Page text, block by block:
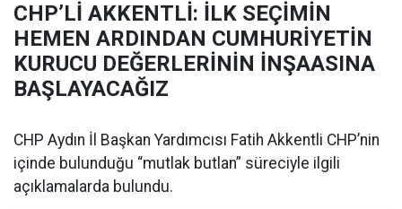
CHP’Lİ AKKENTLİ: İLK SEÇİMİN
HEMEN ARDINDAN CUMHURİYETİN
KURUCU DEĞERLERİNİN İNŞAASINA
BAŞLAYACAĞIZ
CHP Aydın İl Başkan Yardımcısı Fatih Akkentli CHP’nin
içinde bulunduğu “mutlak butlan” süreciyle ilgili
açıklamalarda bulundu.